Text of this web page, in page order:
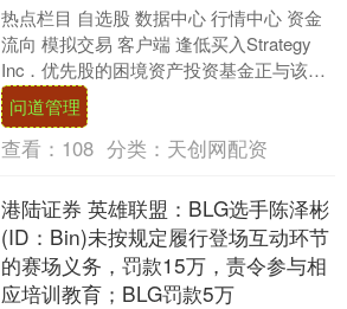
热点栏目 自选股 数据中心 行情中心 资金
流向 模拟交易 客户端 逢低买入Strategy
Inc．优先股的困境资产投资基金正与该公
司一家投行顾问洽谈，拟将所持....
问道管理
查看： 108 分类： 天创网配资
港陆证券 英雄联盟：BLG选手陈泽彬
(ID：Bin)未按规定履行登场互动环节
的赛场义务，罚款15万，责令参与相
应培训教育；BLG罚款5万